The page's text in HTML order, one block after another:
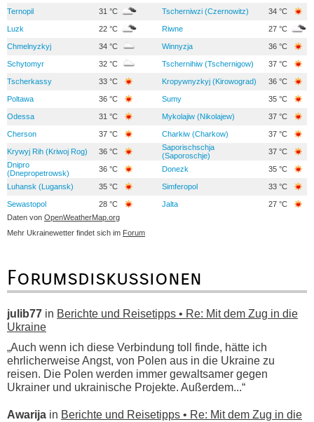
Ternopil 31 °C Tscherniwzi (Czernowitz) 34 °C
Luzk 22 °C Riwne 27 °C
Chmelnyzkyj 34 °C Winnyzja 36 °C
Schytomyr 32 °C Tschernihiw (Tschernigow) 37 °C
Tscherkassy 33 °C Kropywnyzkyj (Kirowograd) 36 °C
Poltawa 36 °C Sumy 35 °C
Odessa 31 °C Mykolajiw (Nikolajew) 37 °C
Cherson 37 °C Charkiw (Charkow) 37 °C
Krywyj Rih (Kriwoj Rog) 36 °C
Saporischschja
(Saporoschje)
37 °C
Dnipro
(Dnepropetrowsk)
36 °C Donezk 35 °C
Luhansk (Lugansk) 35 °C Simferopol 33 °C
Sewastopol 28 °C Jalta
27 °C
Daten von OpenWeatherMap.org
Mehr Ukrainewetter findet sich im Forum
Forumsdiskussionen
julib77 in Berichte und Reisetipps • Re: Mit dem Zug in die
Ukraine
„Auch wenn ich diese Verbindung toll finde, hätte ich
ehrlicherweise Angst, von Polen aus in die Ukraine zu
reisen. Die Polen werden immer gewaltsamer gegen
Ukrainer und ukrainische Projekte. Außerdem...“
Awarija in Berichte und Reisetipps • Re: Mit dem Zug in die